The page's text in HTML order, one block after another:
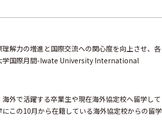
解力の増進と国際交流への関心度を向上させ、各
学国際月間-Iwate University International
外で活躍する卒業生や現在海外協定校へ留学して
この10月から在籍している海外協定校からの留学